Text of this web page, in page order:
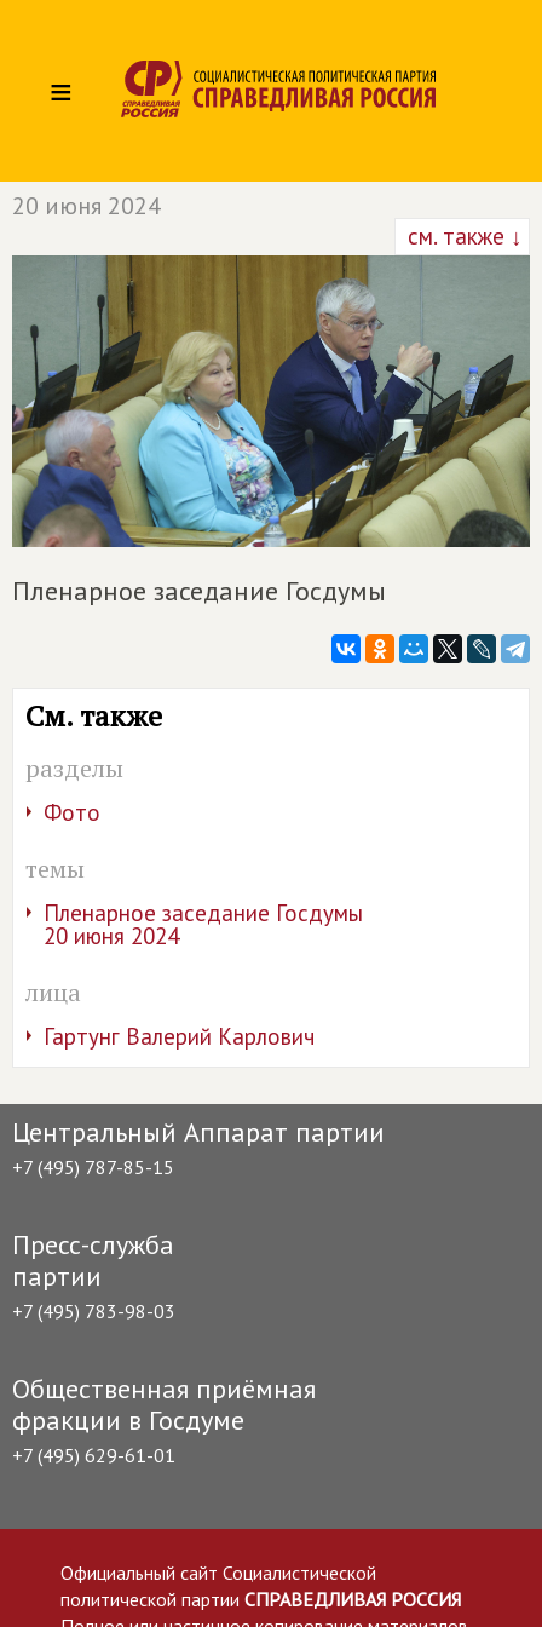
≡
20 июня 2024
см. также ↓
Пленарное заседание Госдумы
См. также
разделы
Фото
темы
Пленарное заседание Госдумы
20 июня 2024
лица
Гартунг Валерий Карлович
Центральный Аппарат партии
+7 (495) 787-85-15
Пресс-служба
партии
+7 (495) 783-98-03
Общественная приёмная
фракции в Госдуме
+7 (495) 629-61-01
Официальный сайт Социалистической
политической партии СПРАВЕДЛИВАЯ РОССИЯ